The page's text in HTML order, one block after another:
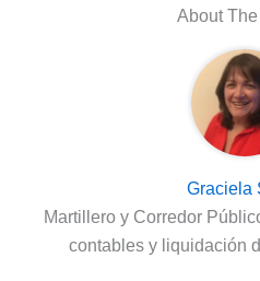
About
Graciela
Martillero y Corredor
contables y liquidación